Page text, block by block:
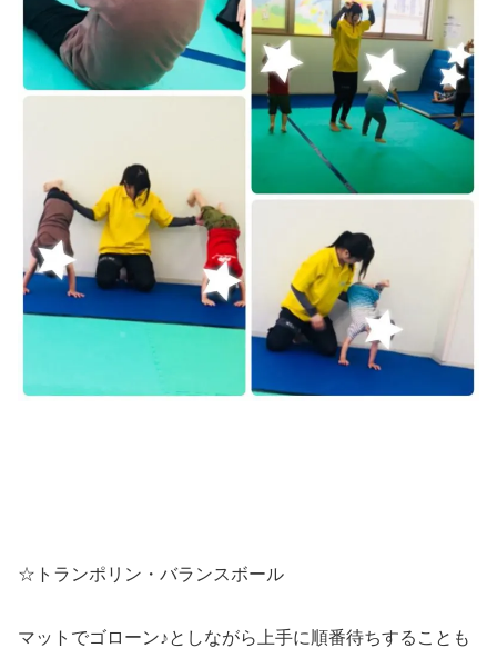
☆トランポリン・バランスボール
マットでゴローン♪としながら上手に順番待ちすることも